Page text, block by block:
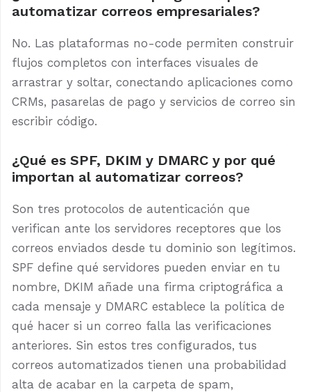
automatizar correos empresariales?
No. Las plataformas no-code permiten construir
flujos completos con interfaces visuales de
arrastrar y soltar, conectando aplicaciones como
CRMs, pasarelas de pago y servicios de correo sin
escribir código.
¿Qué es SPF, DKIM y DMARC y por qué
importan al automatizar correos?
Son tres protocolos de autenticación que
verifican ante los servidores receptores que los
correos enviados desde tu dominio son legítimos.
SPF define qué servidores pueden enviar en tu
nombre, DKIM añade una firma criptográfica a
cada mensaje y DMARC establece la política de
qué hacer si un correo falla las verificaciones
anteriores. Sin estos tres configurados, tus
correos automatizados tienen una probabilidad
alta de acabar en la carpeta de spam,